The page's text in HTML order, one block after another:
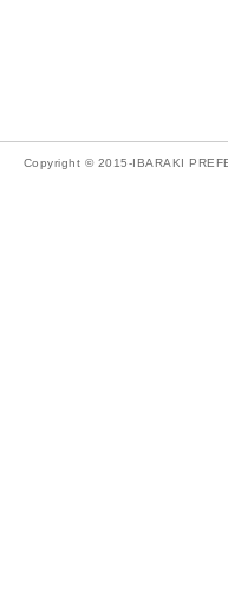
Copyright © 2015-IBARAKI